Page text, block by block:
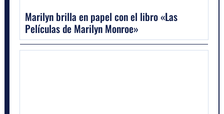
Marilyn brilla en papel con el libro «Las
Películas de Marilyn Monroe»